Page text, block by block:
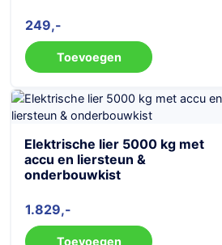
249
Toevoegen
Elektrische lier 5000 kg met
accu en liersteun &
onderbouwkist
1.829
Toevoegen